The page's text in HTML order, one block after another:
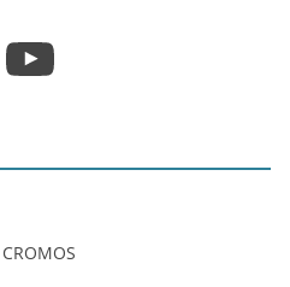
YouTube